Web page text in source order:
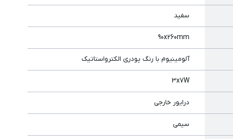
سفید
90x260mm
آلومینیوم با رنگ پودری الکترواستاتیک
3x7W
درایور خارجی
سیمی